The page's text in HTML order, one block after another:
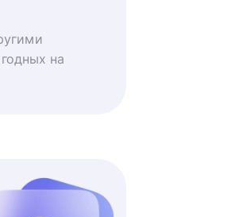
на